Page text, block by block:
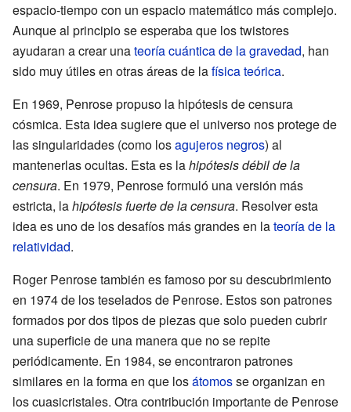
espacio-tiempo con un espacio matemático más complejo.
Aunque al principio se esperaba que los twistores
ayudaran a crear unateoría cuántica de la gravedad, han
sido muy útiles en otras áreas de lafísica teórica.
En 1969, Penrose propuso la hipótesis de censura
cósmica. Esta idea sugiere que el universo nos protege de
las singularidades (como losagujeros negros) al
mantenerlas ocultas. Esta es lahipótesis débil de la
censura. En 1979, Penrose formuló una versión más
estricta, lahipótesis fuerte de la censura. Resolver esta
idea es uno de los desafíos más grandes en lateoría de la
relatividad.
Roger Penrose también es famoso por su descubrimiento
en 1974 de los teselados de Penrose. Estos son patrones
formados por dos tipos de piezas que solo pueden cubrir
una superficie de una manera que no se repite
periódicamente. En 1984, se encontraron patrones
similares en la forma en que losátomosse organizan en
los cuasicristales. Otra contribución importante de Penrose